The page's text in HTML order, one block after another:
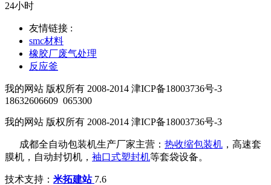
24小时
友情链接 :
smc材料
橡胶厂废气处理
反应釜
我的网站 版权所有 2008-2014 津ICP备18003736号-3
18632606609 065300
我的网站 版权所有 2008-2014 津ICP备18003736号-3
成都全自动包装机生产厂家主营： 热收缩包装机 ，高速套
膜机，自动封切机， 袖口式塑封机等套袋设备。
技术支持： 米拓建站 7.6